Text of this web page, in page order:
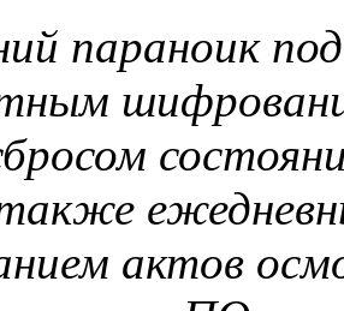
параноик
актов